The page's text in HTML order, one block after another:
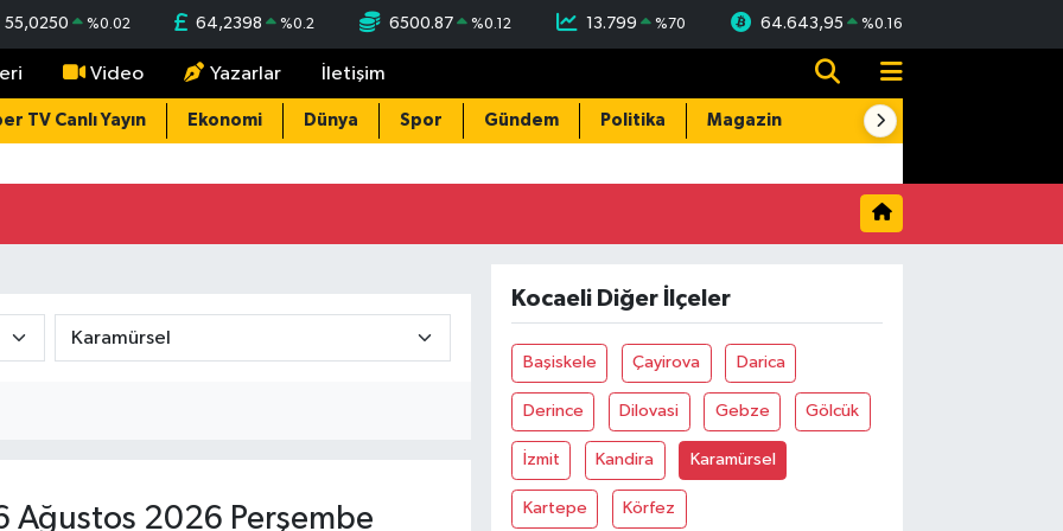
55,0250 %0.02 64,2398 %0.2 6500.87 %0.12 13.799 %70 64.643,95 %0.16
Video Yazarlar İletişim
TV Canlı Yayın Ekonomi Dünya Spor Gündem Politika Magazin Resmi İlanlar
Ağustos 2026 Perşembe
Kocaeli Diğer İlçeler
Başiskele Çayirova Darica
Derince Dilovasi Gebze Gölcük
İzmit Kandira Karamürsel
Kartepe Körfez